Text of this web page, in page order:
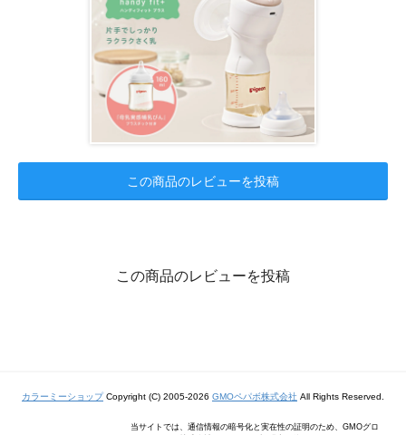
この商品のレビューを投稿
この商品のレビューを投稿
カラーミーショップCopyright (C) 2005-2026 GMOペパボ株式会社 All Rights Reserved.
当サイトでは、通信情報の暗号化と実在性の証明のため、GMOグロ